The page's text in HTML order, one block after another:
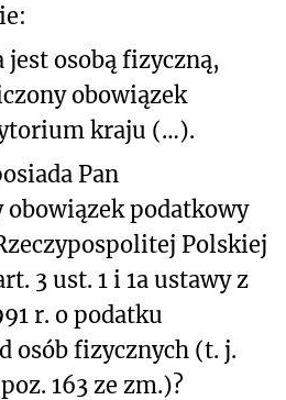
osobą fizyczną,
obowiązek
kraju (…).
Pan
podatkowy
Polskiej
3 ust. 1 i 1a ustawy z
r. o podatku
osób fizycznych (t. j.
163 ze zm.)?